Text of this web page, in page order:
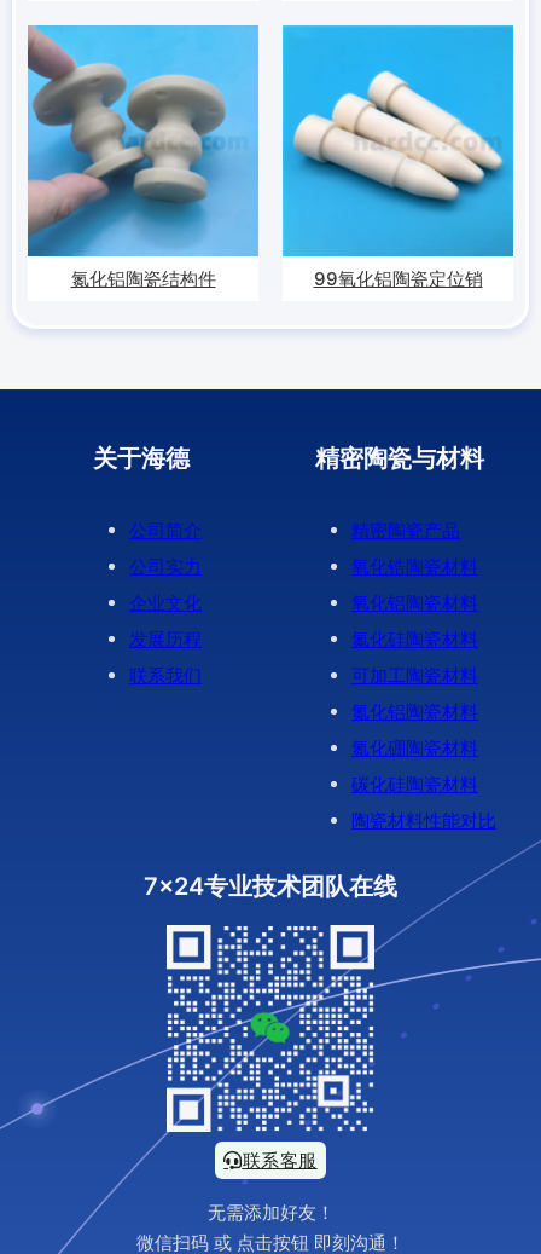
氮化铝陶瓷结构件 99氧化铝陶瓷定位销
关于海德
公司简介
公司实力
企业文化
发展历程
联系我们
精密陶瓷与材料
精密陶瓷产品
氧化锆陶瓷材料
氧化铝陶瓷材料
氮化硅陶瓷材料
可加工陶瓷材料
氮化铝陶瓷材料
氮化硼陶瓷材料
碳化硅陶瓷材料
陶瓷材料性能对比
7x24专业技术团队在线
联系客服
无需添加好友！
微信扫码 或 点击按钮 即刻沟通！